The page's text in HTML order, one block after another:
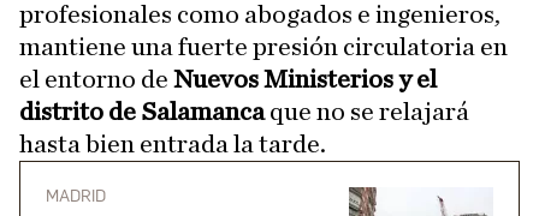
profesionales como abogados e ingenieros,
mantiene una fuerte presión circulatoria en
el entorno de Nuevos Ministerios y el
distrito de Salamancaque no se relajará
hasta bien entrada la tarde.
MADRID